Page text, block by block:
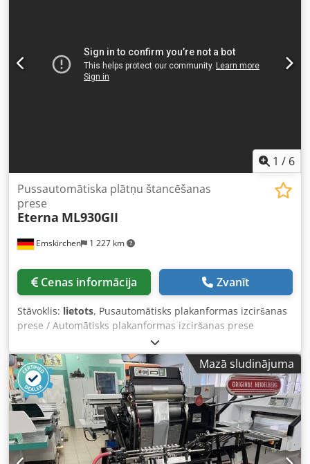
1 / 6
Emskirchen 1 227 km
Pussautomātiska plātņu štancēšanas
prese
Eterna ML930GII
Cenas informācija Zvanīt
Stāvoklis: lietots, Pusautomātisks plakanformas izciršanas
prese / Automātisks plakanformas izciršanas prese
ETERNA ML 930 GII Izgatavošanas gads: 2008 – Sērijas Nr.
EP51568 Formāts: 670 x 930 mm Darbības režīmi: viens,
nepārtraukts un ar atvēršanas aizkavi Elektromagnētiskā
sajūga un bremze Komplektā ietilpst rāmis un instrumenti,
ļoti labā stāvoklī Drošības pārsegs Svars 3800 kg –
Barošana 380 V Tiešsaistes video apskate ar WhatsApp –
MS Zoom – Telegram Atrastā noliktavā
Emskirchen/Nirnbergā – Pieejams nekavējoties – Var
pārbaudīt Dcsdpfx Ajx U Adnsbmjk
Mazā sludinājuma